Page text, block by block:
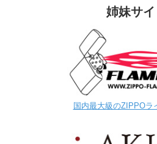
姉妹サイ
国内最大級のZIPPOラ